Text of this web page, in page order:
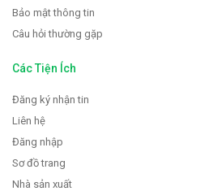
Bảo mật thông tin
Câu hỏi thường gặp
Các Tiện Ích
Đăng ký nhận tin
Liên hệ
Đăng nhập
Sơ đồ trang
Nhà sản xuất